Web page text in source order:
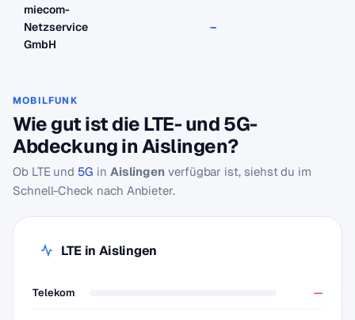
miecom-
Netzservice
GmbH
–
MOBILFUNK
Wie gut ist die LTE- und 5G-
Abdeckung in Aislingen?
Ob LTE und 5G in Aislingen verfügbar ist, siehst du im
Schnell-Check nach Anbieter.
LTE in Aislingen
Telekom —